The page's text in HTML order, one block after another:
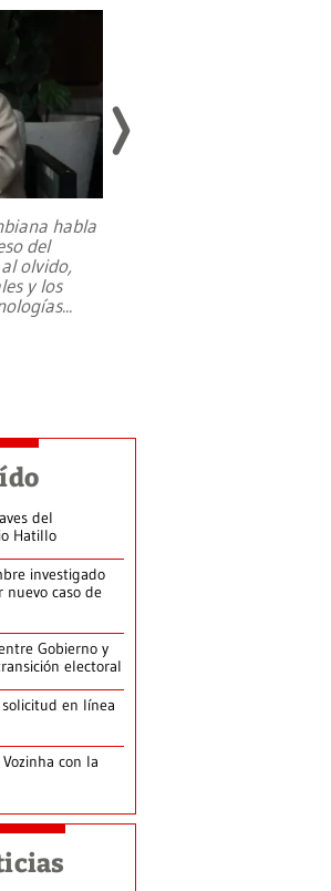
habla
del
olvido,
y los
...
del
Hatillo
investigado
nuevo caso de
Gobierno y
electoral
en línea
con la